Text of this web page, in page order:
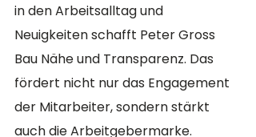
in den Arbeitsalltag und
Neuigkeiten schafft Peter Gross
Bau Nähe und Transparenz. Das
fördert nicht nur das Engagement
der Mitarbeiter, sondern stärkt
auch die Arbeitgebermarke.